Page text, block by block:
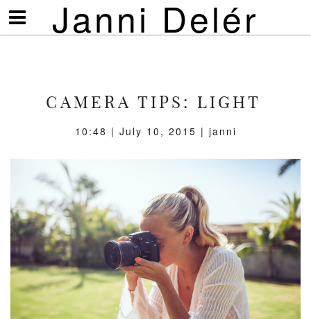
Janni Delér
Visa/göm
meny
CAMERA TIPS: LIGHT
10:48 | July 10, 2015 | janni